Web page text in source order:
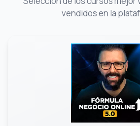
vendidos en la